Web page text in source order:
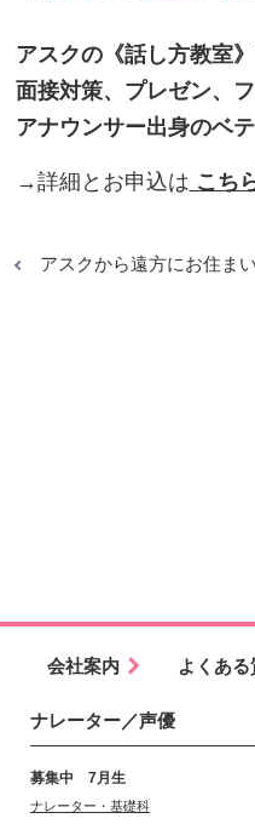
アスクの《話し方教室
面接対策、プレゼン、
アナウンサー出身のベ
→詳細とお申込は こち
アスクから遠方にお住ま
会社案内 よくある
ナレーター／声優
募集中 7月生
ナレーター・基礎科